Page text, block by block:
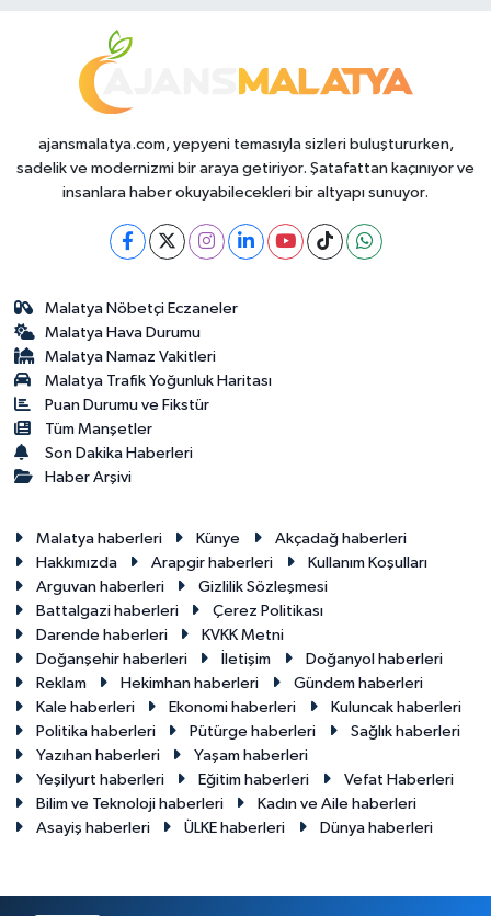
ajansmalatya.com, yepyeni temasıyla sizleri buluştururken,
sadelik ve modernizmi bir araya getiriyor. Şatafattan kaçınıyor ve
insanlara haber okuyabilecekleri bir altyapı sunuyor.
Malatya Nöbetçi Eczaneler
Malatya Hava Durumu
Malatya Namaz Vakitleri
Malatya Trafik Yoğunluk Haritası
Puan Durumu ve Fikstür
Tüm Manşetler
Son Dakika Haberleri
Haber Arşivi
Malatya haberleri Künye
Akçadağ haberleri
Hakkımızda
Arapgir haberleri
Kullanım Koşulları
Arguvan haberleri
Gizlilik Sözleşmesi
Battalgazi haberleri
Çerez Politikası
Darende haberleri
KVKK Metni
Doğanşehir haberleri
İletişim
Doğanyol haberleri
Reklam
Hekimhan haberleri
Gündem haberleri
Kale haberleri
Ekonomi haberleri
Kuluncak haberleri
Politika haberleri
Pütürge haberleri
Sağlık haberleri
Yazıhan haberleri
Yaşam haberleri
Yeşilyurt haberleri
Eğitim haberleri
Vefat Haberleri
Bilim ve Teknoloji haberleri
Kadın ve Aile haberleri
Asayiş haberleri
ÜLKE haberleri Dünya haberleri